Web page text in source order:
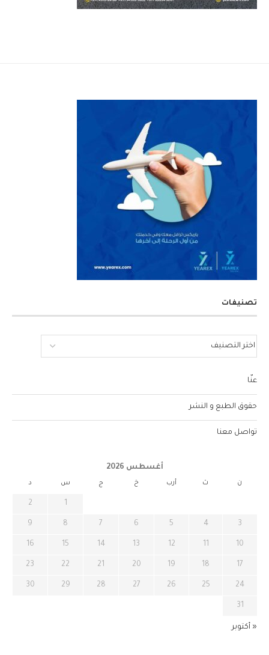
تصنيفات
عنّا
حقوق الطبع و النشر
تواصل معنا
أغسطس 2026
ن ث أرب خ ج س د
1
2
3
4
5
6
7
8
9
10
11
12
13
14
15
16
17
18
19
20
21
22
23
24
25
26
27
28
29
30
31
« أكتوبر